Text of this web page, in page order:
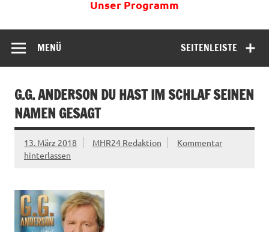
Unser Programm
SEITENLEISTE
MENÜ
G.G. ANDERSON DU HAST IM SCHLAF SEINEN
NAMEN GESAGT
13. März 2018 MHR24 Redaktion
Kommentar
hinterlassen